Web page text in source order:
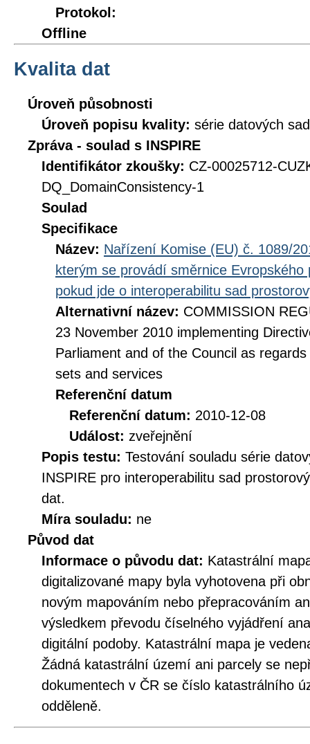
Protokol:
Offline
Kvalita dat
Úroveň působnosti
Úroveň popisu kvality: série datových sad
Zpráva - soulad s INSPIRE
Identifikátor zkoušky: CZ-00025712-
DQ_DomainConsistency-1
Soulad
Specifikace
Název: Nařízení Komise (EU) č. 1089/
kterým se provádí směrnice
pokud jde o interoperabilitu sad
Alternativní název: COMMISSION
23 November 2010 implementing
Parliament and of the Council as
sets and services
Referenční datum
Referenční datum: 2010-12-08
Událost: zveřejnění
Popis testu: Testování souladu série
INSPIRE pro interoperabilitu sad
dat.
Míra souladu: ne
Původ dat
Informace o původu dat: Katastrální
digitalizované mapy byla vyhotovena při
novým mapováním nebo přepracováním
výsledkem převodu číselného vyjádření
digitální podoby. Katastrální mapa je
Žádná katastrální území ani parcely se
dokumentech v ČR se číslo katastrálního
odděleně.